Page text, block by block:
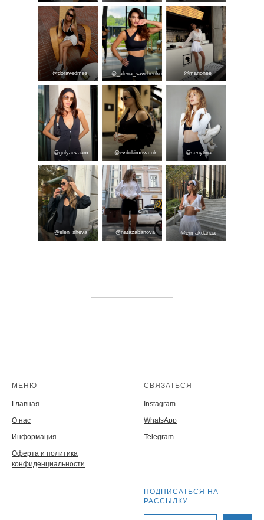
@ermakdariaa
@natazabanova
@doravedmes
@elen_sheva
@senytina
@_alena_savchenko @marionee
@gulyaevaam @evdokimova.ok
МЕНЮ
Главная
О нас
Информация
Оферта и политика
конфиденциальности
СВЯЗАТЬСЯ
Instagram
WhatsApp
Telegram
ПОДПИСАТЬСЯ НА
РАССЫЛКУ